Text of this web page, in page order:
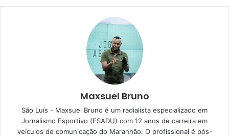
Maxsuel Bruno
São Luís - Maxsuel Bruno é um radialista especializado em
Jornalismo Esportivo (FSADU) com 12 anos de carreira em
veículos de comunicação do Maranhão. O profissional é pós-